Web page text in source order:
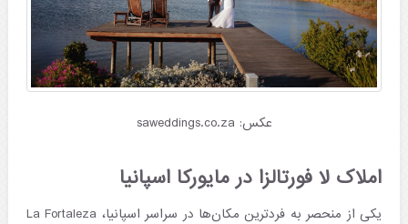
عکس: saweddings.co.za
املاک لا فورتالزا در مایورکا اسپانیا
یکی از منحصر به فردترین مکان‌ها در سراسر اسپانیا، La Fortaleza